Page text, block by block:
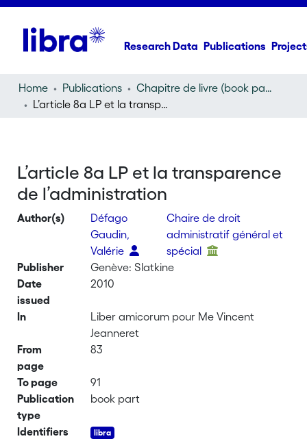
Research Data Publications
Home Publications
Chapitre de livre (book part)
L’article 8a LP et la transparence de l’administration
L’article 8a LP et la transparence
de l’administration
Author(s)
Défago
Gaudin,
Valérie
Chaire de droit
administratif général et
spécial
Publisher
Genève: Slatkine
Date
issued
2010
In
Liber amicorum pour Me Vincent
Jeanneret
From
page
83
To page
91
Publication
type
book part
Identifiers